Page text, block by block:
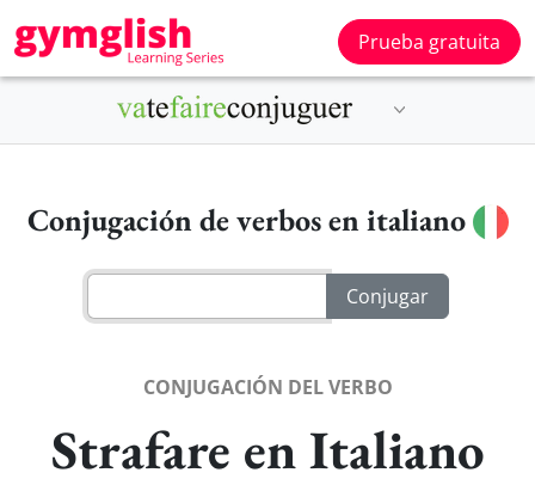
Prueba gratuita
Conjugación de verbos en italiano
CONJUGACIÓN DEL VERBO
Strafare en Italiano